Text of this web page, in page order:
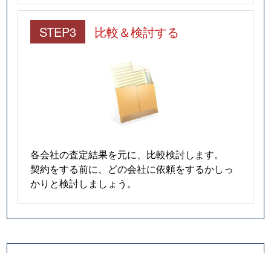
STEP3 比較＆検討する
各会社の査定結果を元に、比較検討します。
契約をする前に、どの会社に依頼をするかしっ
かりと検討しましょう。